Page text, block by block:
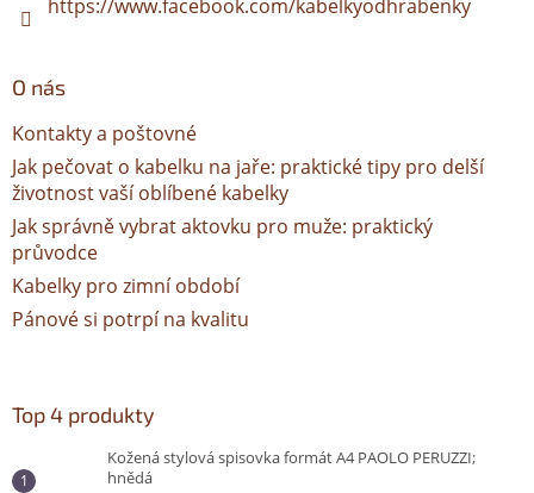
https://www.facebook.com/kabelkyodhrabenky
O nás
Kontakty a poštovné
Jak pečovat o kabelku na jaře: praktické tipy pro delší
životnost vaší oblíbené kabelky
Jak správně vybrat aktovku pro muže: praktický
průvodce
Kabelky pro zimní období
Pánové si potrpí na kvalitu
Top 4 produkty
Kožená stylová spisovka formát A4 PAOLO PERUZZI;
hnědá